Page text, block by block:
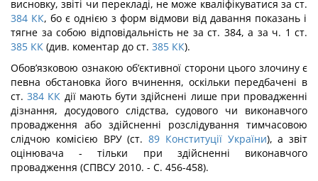
висновку, звіті чи пере­кладі, не може кваліфікуватися за ст.
384 КК, бо є однією з форм відмови від давання показань і
тягне за собою відповідальність не за ст. 384, а за ч. 1 ст.
385 КК (див. ко­ментар до ст. 385 КК).
Обов’язковою ознакою об’єктивної сторони цього злочину є
певна обстановка його вчинення, оскільки передбачені в
ст. 384 КК дії мають бути здійснені лише при провадженні
дізнання, досудового слідства, судового чи виконавчого
провадження або здійсненні розслідування тимчасовою
слідчою комісією ВРУ (ст. 89 Конституції України), а звіт
оцінювача - тільки при здійсненні виконавчого
провадження (СПВСУ 2010. - С. 456-458).